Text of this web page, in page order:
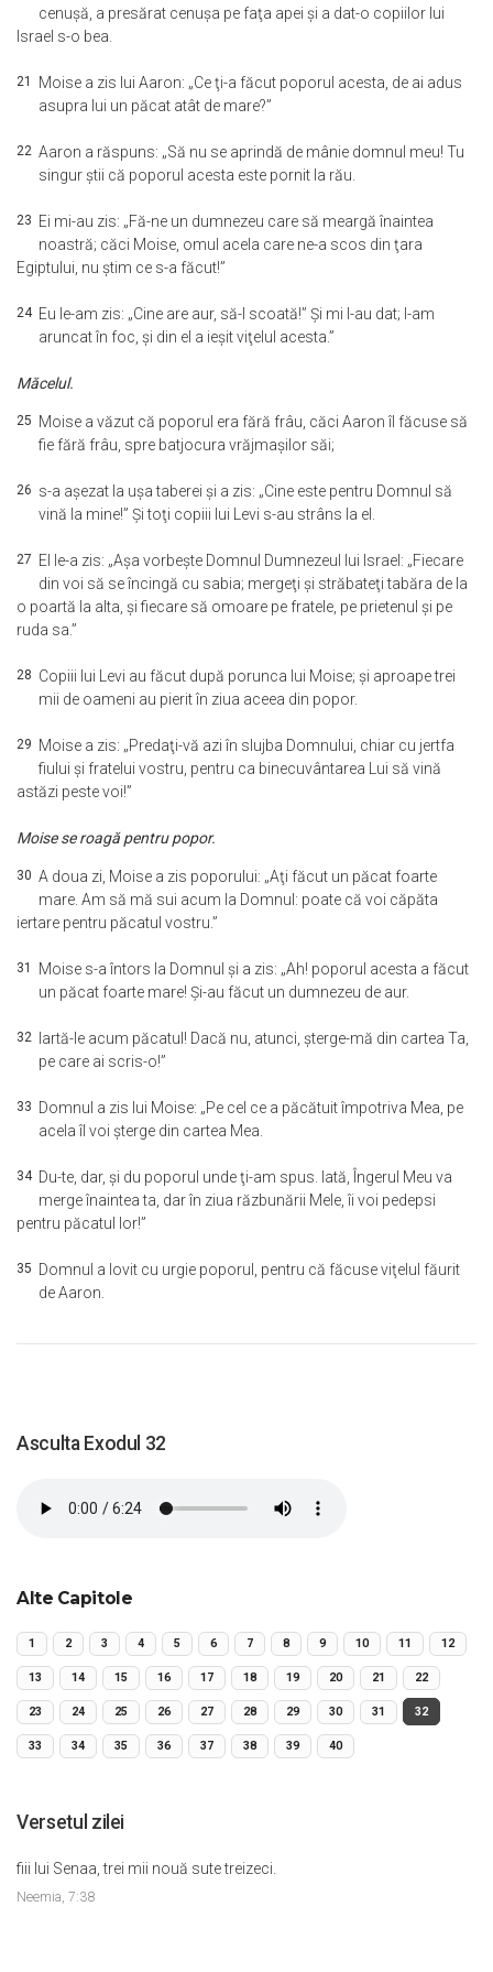
cenuşă, a presărat cenuşa pe faţa apei şi a dat-o copiilor lui
Israel s-o bea.
21 Moise a zis lui Aaron: „Ce ţi-a făcut poporul acesta, de ai adus
asupra lui un păcat atât de mare?”
22 Aaron a răspuns: „Să nu se aprindă de mânie domnul meu! Tu
singur ştii că poporul acesta este pornit la rău.
23 Ei mi-au zis: „Fă-ne un dumnezeu care să meargă înaintea
noastră; căci Moise, omul acela care ne-a scos din ţara
Egiptului, nu ştim ce s-a făcut!”
24 Eu le-am zis: „Cine are aur, să-l scoată!” Şi mi l-au dat; l-am
aruncat în foc, şi din el a ieşit viţelul acesta.”
Măcelul.
25 Moise a văzut că poporul era fără frâu, căci Aaron îl făcuse să
fie fără frâu, spre batjocura vrăjmaşilor săi;
26 s-a aşezat la uşa taberei şi a zis: „Cine este pentru Domnul să
vină la mine!” Şi toţi copiii lui Levi s-au strâns la el.
27 El le-a zis: „Aşa vorbeşte Domnul Dumnezeul lui Israel: „Fiecare
din voi să se încingă cu sabia; mergeţi şi străbateţi tabăra de la
o poartă la alta, şi fiecare să omoare pe fratele, pe prietenul şi pe
ruda sa.”
28 Copiii lui Levi au făcut după porunca lui Moise; şi aproape trei
mii de oameni au pierit în ziua aceea din popor.
29 Moise a zis: „Predaţi-vă azi în slujba Domnului, chiar cu jertfa
fiului şi fratelui vostru, pentru ca binecuvântarea Lui să vină
astăzi peste voi!”
Moise se roagă pentru popor.
30 A doua zi, Moise a zis poporului: „Aţi făcut un păcat foarte
mare. Am să mă sui acum la Domnul: poate că voi căpăta
iertare pentru păcatul vostru.”
31 Moise s-a întors la Domnul şi a zis: „Ah! poporul acesta a făcut
un păcat foarte mare! Şi-au făcut un dumnezeu de aur.
32
Iartă-le acum păcatul! Dacă nu, atunci, şterge-mă din cartea Ta,
pe care ai scris-o!”
33 Domnul a zis lui Moise: „Pe cel ce a păcătuit împotriva Mea, pe
acela îl voi şterge din cartea Mea.
34 Du-te, dar, şi du poporul unde ţi-am spus. Iată, Îngerul Meu va
merge înaintea ta, dar în ziua răzbunării Mele, îi voi pedepsi
pentru păcatul lor!”
35 Domnul a lovit cu urgie poporul, pentru că făcuse viţelul făurit
de Aaron.
Asculta Exodul 32
Alte Capitole
1 2 3 4 5 6 7 8 9 10 11 12
13 14 15 16 17 18 19 20 21 22
23 24 25 26 27 28 29 30 31 32
33 34 35 36 37 38 39 40
Versetul zilei
fiii lui Senaa, trei mii nouă sute treizeci.
Neemia, 7:38